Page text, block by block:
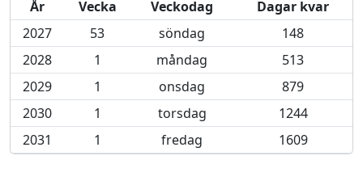
År Vecka Veckodag
Dagar kvar
2027
53 söndag
148
2028
1 måndag
513
2029
1 onsdag
879
2030
1 torsdag
1244
2031
1 fredag 1609